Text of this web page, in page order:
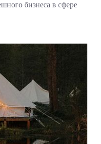
бизнеса в сфере